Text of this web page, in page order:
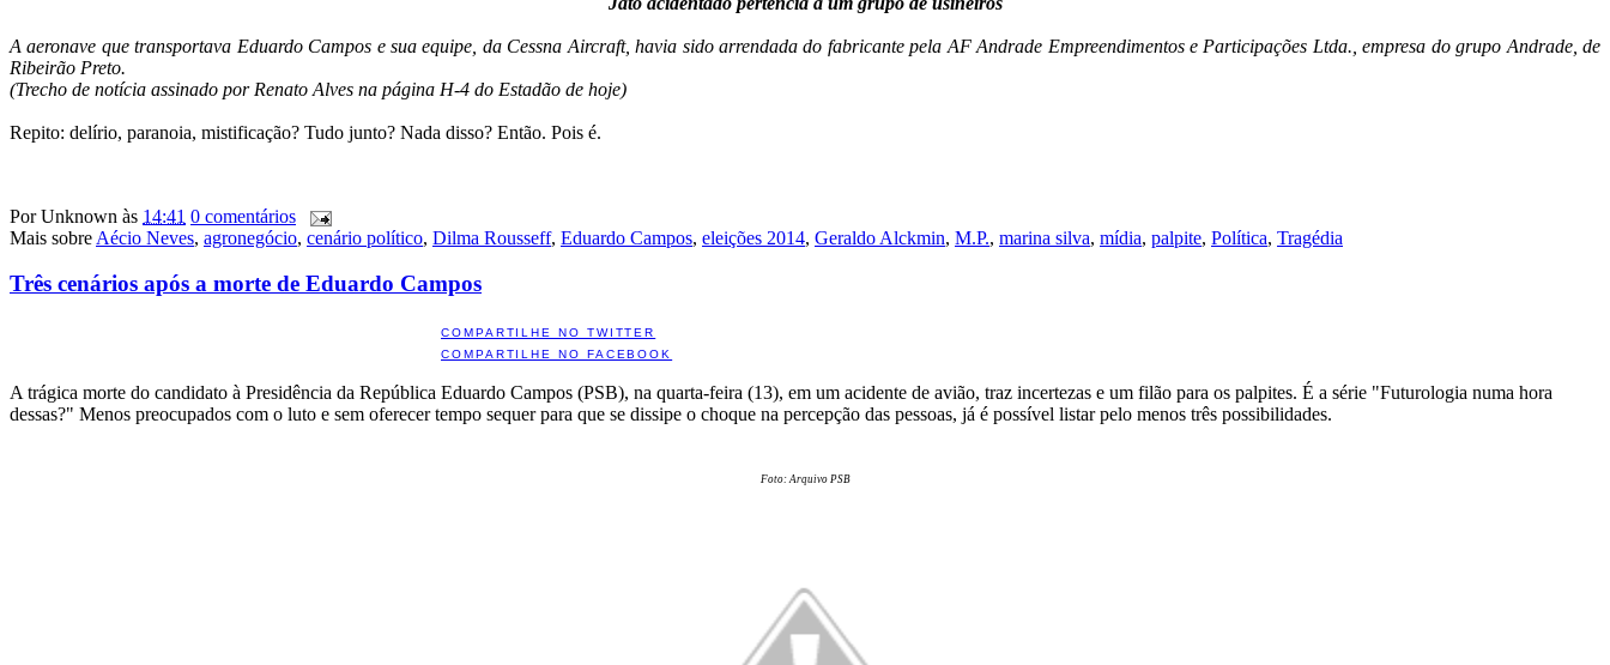
A aeronave que transportava Eduardo Campos e sua equipe, da Cessna Aircraft, havia sido arrendada do fabricante pela AF Andrade Empreendimentos e Participações Ltda., empresa do grupo Andrade, de
Ribeirão Preto.
(Trecho de notícia assinado por Renato Alves na página H-4 do Estadão de hoje)
Repito: delírio, paranoia, mistificação? Tudo junto? Nada disso? Então. Pois é.
PorUnknown às 14:41 0 comentários
Mais sobre Aécio Neves, agronegócio, cenário político, Dilma Rousseff, Eduardo Campos, eleições 2014, Geraldo Alckmin, M.P., marina silva, mídia, palpite, Política, Tragédia
Três cenários após a morte de Eduardo Campos
COMPARTILHE NO TWITTER
COMPARTILHE NO FACEBOOK
A trágica morte do candidato à Presidência da República Eduardo Campos (PSB), na quarta-feira (13), em um acidente de avião, traz incertezas e um filão para os palpites. É a série "Futurologia numa hora
dessas?" Menos preocupados com o luto e sem oferecer tempo sequer para que se dissipe o choque na percepção das pessoas, já é possível listar pelo menos três possibilidades.
Foto: Arquivo PSB